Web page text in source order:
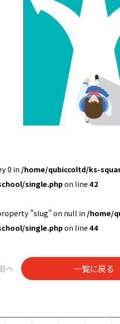
0 in /home/qubiccoltd/ks-
single.phpon line42
"slug" on null in /home/
single.phpon line44
へ 一覧に戻る